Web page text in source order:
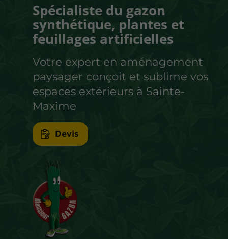
Spécialiste du gazon
synthétique, plantes et
feuillages artificielles
Votre expert en aménagement
paysager conçoit et sublime vos
espaces extérieurs à Sainte-
Maxime
Devis